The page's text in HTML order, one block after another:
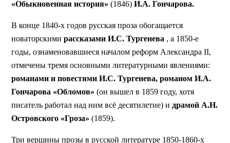
«Обыкновенная история» (1846) И.А. Гончарова.
В конце 1840-х годов русская проза обогащается
новаторскими рассказами И.С. Тургенева , а 1850-е
годы, ознаменовавшиеся началом реформ Александра II,
отмечены тремя основными литературными явлениями:
романами и повестями И.С. Тургенева, романом И.А.
Гончарова «Обломов» (он вышел в 1859 году, хотя
писатель работал над ним всё десятилетие) и драмой А.Н.
Островского «Гроза» (1859).
Три вершины прозы в русской литературе 1850-1860-х